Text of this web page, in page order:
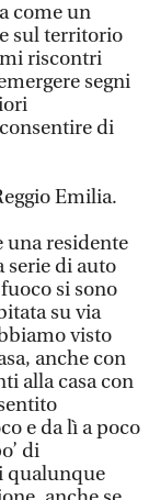
come un
sul territorio
riscontri
segni
di
Emilia.
una residente
serie di auto
si sono
su via
visto
anche con
alla casa con
e da lì a poco
di
qualunque